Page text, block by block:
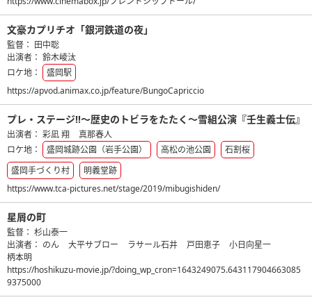
文豪カプリチオ「銀河鉄道の夜」
監督： 田中聡
出演者： 鈴木崚汰
ロケ地：
盛岡駅
https://apvod.animax.co.jp/feature/BungoCapriccio
プレ・ステージ‼～歴史のトビラをたたく～雪組公演『壬生義士伝』
出演者： 彩凪 翔
真那春人
ロケ地：
盛岡城跡公園（岩手公園） 高松の池公園
石割桜
盛岡手づくり村
明義堂跡
https://www.tca-pictures.net/stage/2019/mibugishiden/
星屑の町
監督： 杉山泰一
出演者： のん 大平サブロー ラサール石井 戸田恵子
小日向星一
柄本明
https://hoshikuzu-movie.jp/?doing_wp_cron=1643249075.643117904663085
9375000